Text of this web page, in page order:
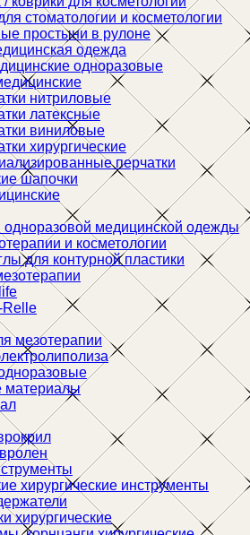
стоматологии и косметологии
простыни в рулоне
одежда
одноразовые
нитриловые
латексные
виниловые
хирургические
перчатки
шапочки
одноразовой медицинской одежды
и косметологии
для контурной пластики
Relle
мезотерапии
материалы
хирургические инструменты
хирургические